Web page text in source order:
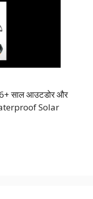
साल आउटडोर और
Solar